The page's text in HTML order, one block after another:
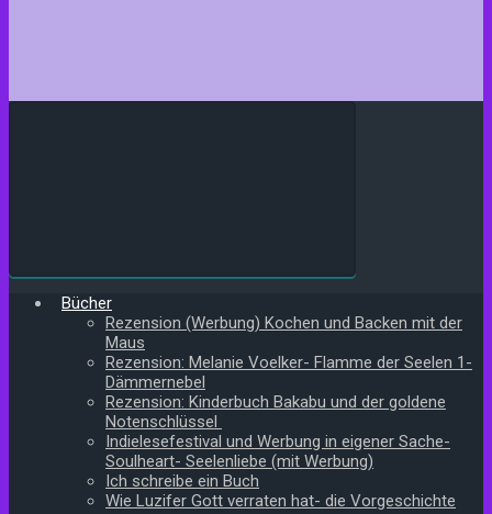
Bücher
Rezension (Werbung) Kochen und Backen mit der
Maus
Rezension: Melanie Voelker- Flamme der Seelen 1-
Dämmernebel
Rezension: Kinderbuch Bakabu und der goldene
Notenschlüssel
Indielesefestival und Werbung in eigener Sache-
Soulheart- Seelenliebe (mit Werbung)
Ich schreibe ein Buch
Wie Luzifer Gott verraten hat- die Vorgeschichte